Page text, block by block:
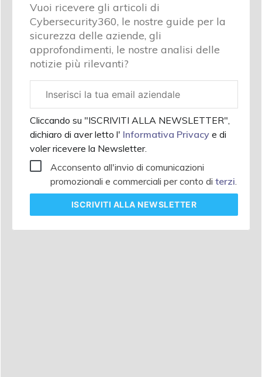
Vuoi ricevere gli articoli di
Cybersecurity360, le nostre guide per la
sicurezza delle aziende, gli
approfondimenti, le nostre analisi delle
notizie più rilevanti?
aziendale
Cliccando su "ISCRIVITI ALLA NEWSLETTER",
dichiaro di aver letto l' Informativa Privacy e di
voler ricevere la Newsletter.
Acconsento all'invio di comunicazioni
promozionali e commerciali per conto di terzi.
ISCRIVITI ALLA NEWSLETTER